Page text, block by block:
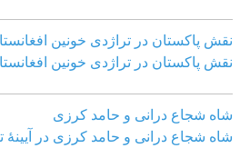
نقش پاکستان در تراژدی خونین
نقش پاکستان در تراژدی خونین
شاه شجاع درانی و حامد کرزی
شاه شجاع درانی و حامد کرزی در آیینۀ